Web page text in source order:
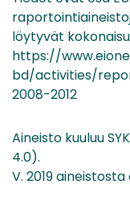
löytyvät
https://
bd/activities/
2008-2012
Aineisto kuuluu
4.0).
V. 2019